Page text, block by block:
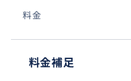
料金
料金補足